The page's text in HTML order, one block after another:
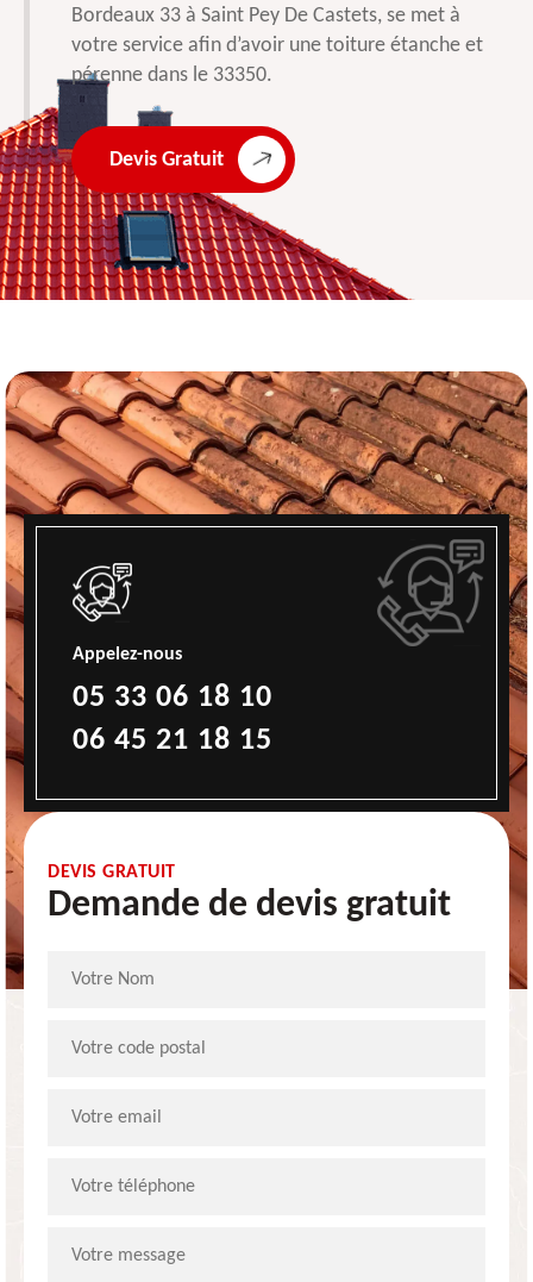
Bordeaux 33 à Saint Pey De Castets, se met à
votre service afin d’avoir une toiture étanche et
pérenne dans le 33350.
Devis Gratuit
Appelez-nous
05 33 06 18 10
06 45 21 18 15
DEVIS GRATUIT
Demande de devis gratuit